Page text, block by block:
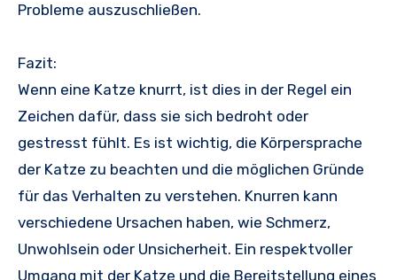
Probleme auszuschließen.
Fazit:
Wenn eine Katze knurrt, ist dies in der Regel ein
Zeichen dafür, dass sie sich bedroht oder
gestresst fühlt. Es ist wichtig, die Körpersprache
der Katze zu beachten und die möglichen Gründe
für das Verhalten zu verstehen. Knurren kann
verschiedene Ursachen haben, wie Schmerz,
Unwohlsein oder Unsicherheit. Ein respektvoller
Umgang mit der Katze und die Bereitstellung eines